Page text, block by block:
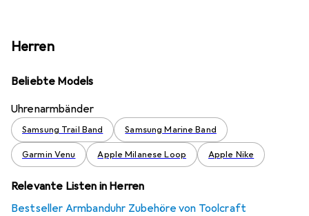
Herren
Beliebte Models
Uhrenarmbänder
Samsung Trail Band Samsung Marine Band
Garmin Venu Apple Milanese Loop Apple Nike
Relevante Listen in Herren
Bestseller Armbanduhr Zubehöre von Toolcraft